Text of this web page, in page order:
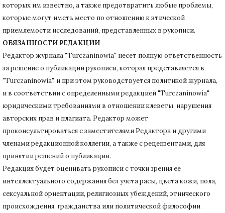
которых им известно, а также предотвратить любые проблемы,
которые могут иметь место по отношению к этической
приемлемости исследований, представленных в рукописи.
ОБЯЗАННОСТИ РЕДАКЦИИ
Редактор журнала "Turczaninowia" несет полную ответственность
за решение о публикации рукописи, которая представляется в
"Turczaninowia", и при этом руководствуется политикой журнала,
и в соответствии с определенными редакцией "Turczaninowia"
юридическими требованиями в отношении клеветы, нарушения
авторских прав и плагиата. Редактор может
проконсультироваться с заместителями Редактора и другими
членами редакционной коллегии, а также с рецензентами, для
принятии решений о публикации.
Редакция будет оценивать рукописи с точки зрения ее
интеллектуального содержания без учета расы, цвета кожи, пола,
сексуальной ориентации, религиозных убеждений, этнического
происхождения, гражданства или политической философии